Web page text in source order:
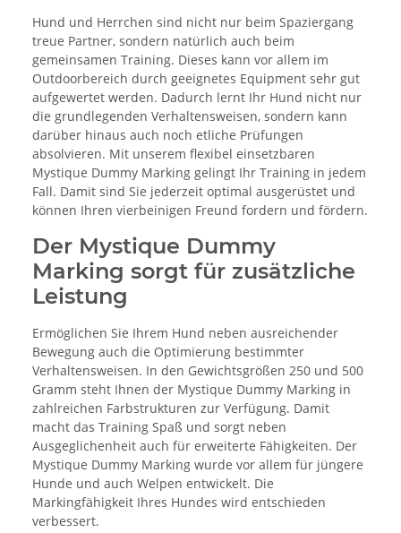
Hund und Herrchen sind nicht nur beim Spaziergang
treue Partner, sondern natürlich auch beim
gemeinsamen Training. Dieses kann vor allem im
Outdoorbereich durch geeignetes Equipment sehr gut
aufgewertet werden. Dadurch lernt Ihr Hund nicht nur
die grundlegenden Verhaltensweisen, sondern kann
darüber hinaus auch noch etliche Prüfungen
absolvieren. Mit unserem flexibel einsetzbaren
Mystique Dummy Marking gelingt Ihr Training in jedem
Fall. Damit sind Sie jederzeit optimal ausgerüstet und
können Ihren vierbeinigen Freund fordern und fördern.
Der Mystique Dummy
Marking sorgt für zusätzliche
Leistung
Ermöglichen Sie Ihrem Hund neben ausreichender
Bewegung auch die Optimierung bestimmter
Verhaltensweisen. In den Gewichtsgrößen 250 und 500
Gramm steht Ihnen der Mystique Dummy Marking in
zahlreichen Farbstrukturen zur Verfügung. Damit
macht das Training Spaß und sorgt neben
Ausgeglichenheit auch für erweiterte Fähigkeiten. Der
Mystique Dummy Marking wurde vor allem für jüngere
Hunde und auch Welpen entwickelt. Die
Markingfähigkeit Ihres Hundes wird entschieden
verbessert.